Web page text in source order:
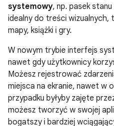
systemowy, np. pasek
idealny do treści wizualnych,
mapy, książki i gry.
W nowym trybie interfejs
nawet gdy użytkownicy
Możesz rejestrować
miejsca na ekranie, nawet w
przypadku byłyby zajęte
możesz tworzyć w swojej
bogatszy i bardziej